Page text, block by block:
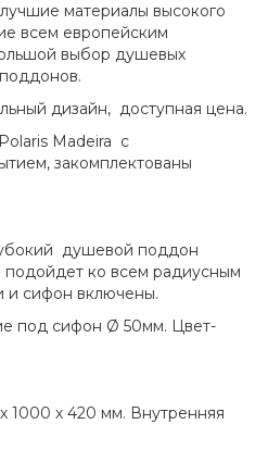
материалы высокого
всем европейским
выбор душевых
дизайн, доступная цена.
Madeira с
закомплектованы
душевой поддон
подойдет ко всем радиусным
сифон включены.
под сифон Ø 50мм. Цвет-
1000 х 420 мм. Внутренняя